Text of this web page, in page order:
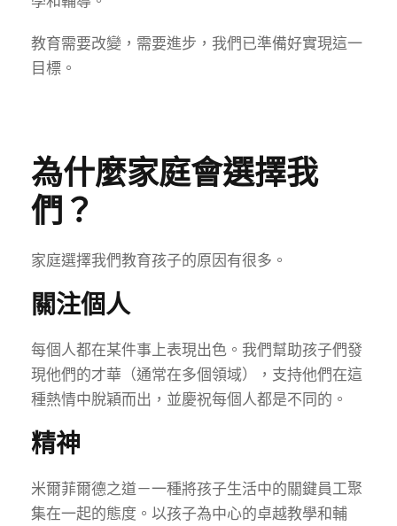
教育需要改變，需要進步，我們已準備好實現這一
目標。
為什麼家庭會選擇我
們？
家庭選擇我們教育孩子的原因有很多。
關注個人
每個人都在某件事上表現出色。我們幫助孩子們發
現他們的才華（通常在多個領域），支持他們在這
種熱情中脫穎而出，並慶祝每個人都是不同的。
精神
米爾菲爾德之道－一種將孩子生活中的關鍵員工聚
集在一起的態度。以孩子為中心的卓越教學和輔